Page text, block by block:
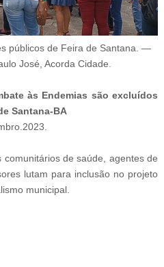
públicos de Feira de Santana. —
José, Acorda Cidade
às Endemias são excluídos
Santana-BA
.2023.
comunitários de saúde, agentes de
lutam para inclusão no projeto
municipal.